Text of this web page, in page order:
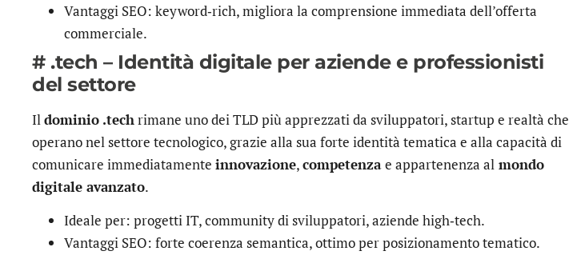
Vantaggi SEO: keyword‑rich, migliora la comprensione immediata dell’offerta
commerciale.
# .tech – Identità digitale per aziende e professionisti
del settore
Ildominio .techrimane uno dei TLD più apprezzati da sviluppatori, startup e realtà che
operano nel settore tecnologico, grazie alla sua forte identità tematica e alla capacità di
comunicare immediatamente innovazione,competenzae appartenenza al mondo
digitale avanzato.
Ideale per: progetti IT, community di sviluppatori, aziende high‑tech.
Vantaggi SEO: forte coerenza semantica, ottimo per posizionamento tematico.